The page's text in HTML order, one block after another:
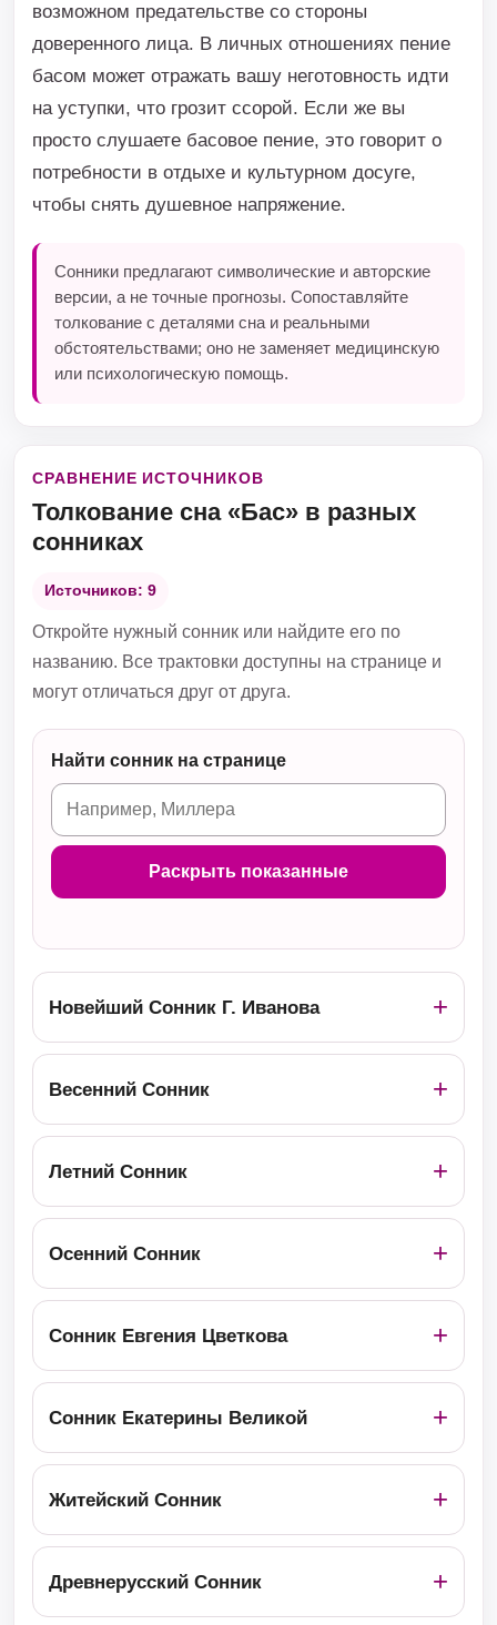
возможном предательстве со стороны
доверенного лица. В личных отношениях пение
басом может отражать вашу неготовность идти
на уступки, что грозит ссорой. Если же вы
просто слушаете басовое пение, это говорит о
потребности в отдыхе и культурном досуге,
чтобы снять душевное напряжение.
Сонники предлагают символические и авторские
версии, а не точные прогнозы. Сопоставляйте
толкование с деталями сна и реальными
обстоятельствами; оно не заменяет медицинскую
или психологическую помощь.
СРАВНЕНИЕ ИСТОЧНИКОВ
Толкование сна «Бас» в разных
сонниках
Источников: 9
Откройте нужный сонник или найдите его по
названию. Все трактовки доступны на странице и
могут отличаться друг от друга.
Найти сонник на странице
Раскрыть показанные
Новейший Сонник Г. Иванова
Весенний Сонник
Летний Сонник
Осенний Сонник
Сонник Евгения Цветкова
Сонник Екатерины Великой
Житейский Сонник
Древнерусский Сонник